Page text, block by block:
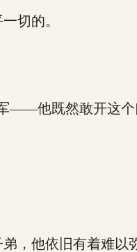
切的。
——他既然敢开这个
他依旧有着难以